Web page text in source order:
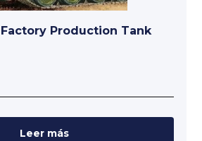
Factory Production Tank
Leer más